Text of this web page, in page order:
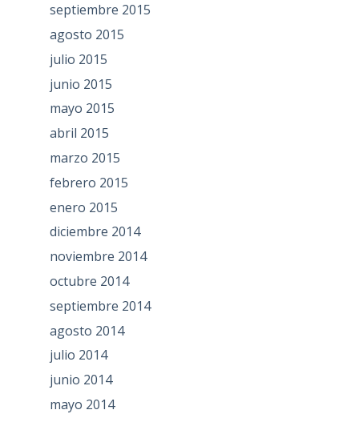
septiembre 2015
agosto 2015
julio 2015
junio 2015
mayo 2015
abril 2015
marzo 2015
febrero 2015
enero 2015
diciembre 2014
noviembre 2014
octubre 2014
septiembre 2014
agosto 2014
julio 2014
junio 2014
mayo 2014